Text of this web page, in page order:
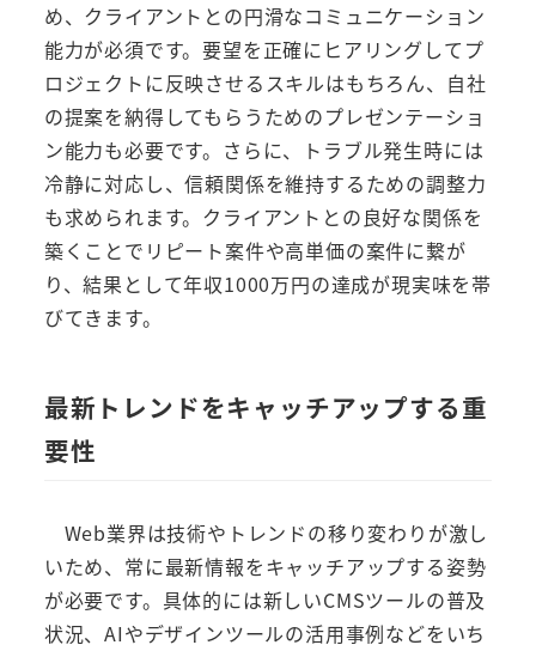
め、クライアントとの円滑なコミュニケーション
能力が必須です。要望を正確にヒアリングしてプ
ロジェクトに反映させるスキルはもちろん、自社
の提案を納得してもらうためのプレゼンテーショ
ン能力も必要です。さらに、トラブル発生時には
冷静に対応し、信頼関係を維持するための調整力
も求められます。クライアントとの良好な関係を
築くことでリピート案件や高単価の案件に繋が
り、結果として年収1000万円の達成が現実味を帯
びてきます。
最新トレンドをキャッチアップする重
要性
Web業界は技術やトレンドの移り変わりが激し
いため、常に最新情報をキャッチアップする姿勢
が必要です。具体的には新しいCMSツールの普及
状況、AIやデザインツールの活用事例などをいち